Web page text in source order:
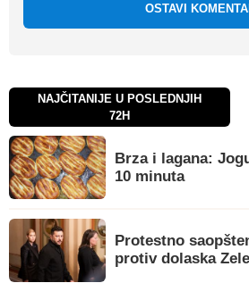
OSTAVI
NAJČITANIJE U POSLEDNJIH
72H
Brza i lagana:
10 minuta
Protestno
protiv dolaska